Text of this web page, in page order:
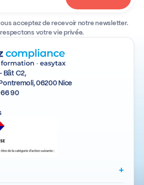
acceptez de recevoir notre newsletter.
votre vie privée.
Bât C2,
06200 Nice
90
+